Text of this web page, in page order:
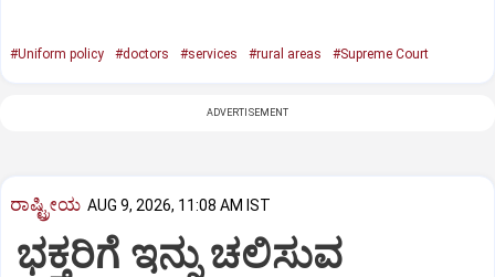
#Uniform policy #doctors #services #rural areas #Supreme Court
ADVERTISEMENT
ರಾಷ್ಟ್ರೀಯ AUG 9, 2026, 11:08 AM IST
ಭಕ್ತರಿಗೆ ಇನ್ನು ಚಲಿಸುವ